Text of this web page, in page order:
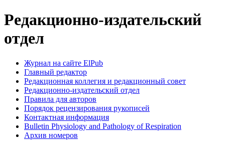
Редакционно-издательский
отдел
Журнал на сайте ElPub
Главный редактор
Редакционная коллегия и редакционный совет
Редакционно-издательский отдел
Правила для авторов
Порядок рецензирования рукописей
Контактная информация
Bulletin Physiology and Pathology of Respiration
Архив номеров